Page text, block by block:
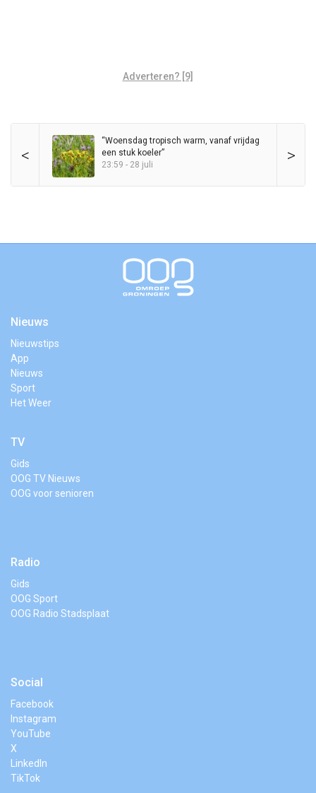
Adverteren? [9]
< >
“Woensdag tropisch warm, vanaf vrijdag
een stuk koeler”
23:59 - 28 juli
Nieuws
Nieuwstips
App
Nieuws
Sport
Het Weer
TV
Gids
OOG TV Nieuws
OOG voor senioren
Radio
Gids
OOG Sport
OOG Radio Stadsplaat
Social
Facebook
Instagram
YouTube
X
LinkedIn
TikTok